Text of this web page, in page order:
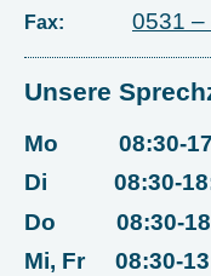
Fax: 0531 –
Unsere
Mo 08:30-
Di 08:30-
Do 08:30-
Mi, Fr 08:30-